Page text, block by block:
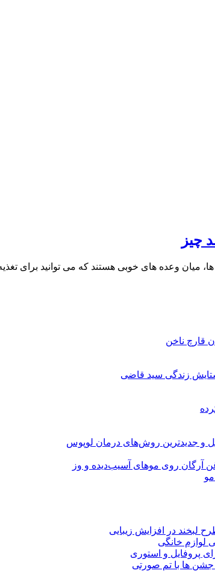
چیز
میان وعده های خوبی هستند که می توانید برای
قارچ ناخن
زندگی سید قاضی
و جدیدترین روش‌های درمان لوپوس
لبخند در افزایش زیبایی
لوازم خانگی
پروفایل و استوری
جشن ها با تم صورتی